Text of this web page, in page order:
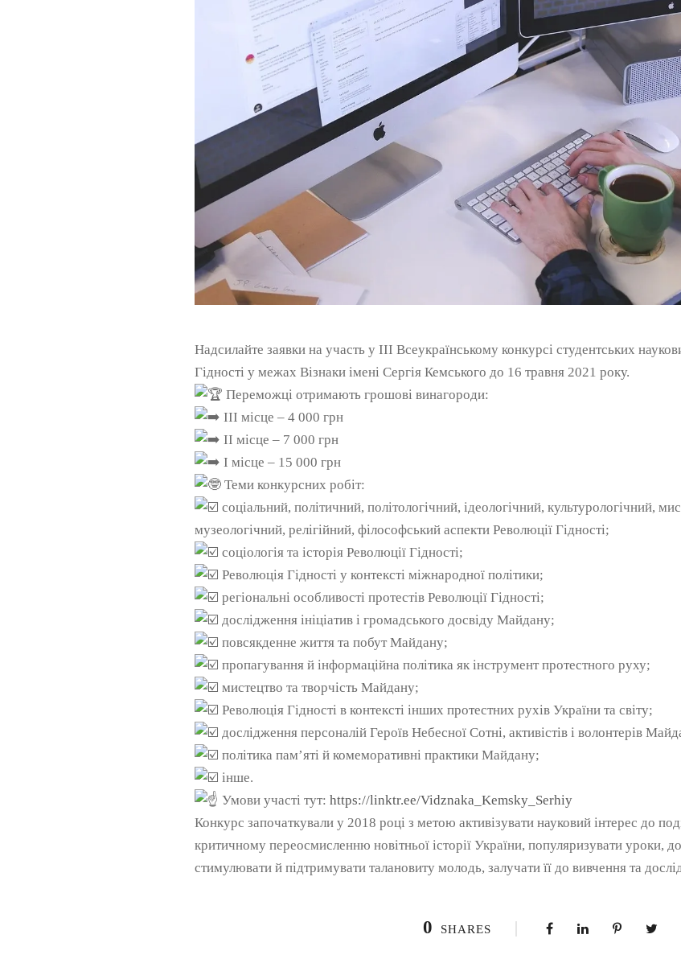
Надсилайте заявки на участь у ІІІ Всеукраїнському конкурсі студентських
Гідності у межах Візнаки імені Сергія Кемського до 16 травня 2021 року.
Переможці отримають грошові винагороди:
ІІІ місце – 4 000 грн
ІІ місце – 7 000 грн
І місце – 15 000 грн
Теми конкурсних робіт:
соціальний, політичний, політологічний, ідеологічний, культурологічний,
музеологічний, релігійний, філософський аспекти Революції Гідності;
соціологія та історія Революції Гідності;
Революція Гідності у контексті міжнародної політики;
регіональні особливості протестів Революції Гідності;
дослідження ініціатив і громадського досвіду Майдану;
повсякденне життя та побут Майдану;
пропагування й інформаційна політика як інструмент протестного руху;
мистецтво та творчість Майдану;
Революція Гідності в контексті інших протестних рухів України та світу;
дослідження персоналій Героїв Небесної Сотні, активістів і волонтерів
політика пам’яті й комеморативні практики Майдану;
інше.
Умови участі тут: https://linktr.ee/Vidznaka_Kemsky_Serhiy
Конкурс започаткували у 2018 році з метою активізувати науковий інтерес до
критичному переосмисленню новітньої історії України, популяризувати уроки,
стимулювати й підтримувати талановиту молодь, залучати її до вивчення та
0 SHARES